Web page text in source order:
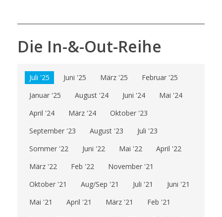
Die In-&-Out-Reihe
Juli '25 Juni '25 März '25
Februar '25
Januar '25
August '24 Juni '24
Mai '24
April '24
März '24
Oktober '23
September '23
August '23
Juli '23
Sommer '22
Juni '22 Mai '22
April '22
März '22
Feb '22
November '21
Oktober '21
Aug/Sep '21 Juli '21
Juni '21
Mai '21
April '21 März '21
Feb '21